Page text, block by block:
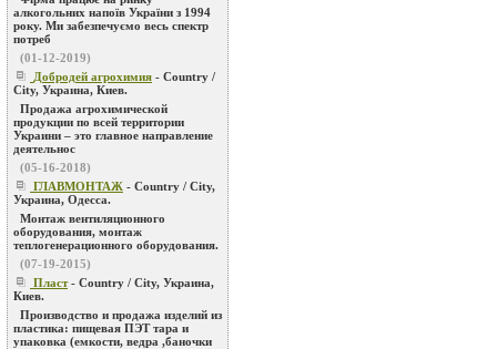
алкогольних напоїв України з 1994
року. Ми забезпечуємо весь спектр
потреб
(01-12-2019)
Добродей агрохимия - Country /
City, Украина, Киев.
Продажа агрохимической
продукции по всей территории
Украини – это главное направление
деятельнос
(05-16-2018)
ГЛАВМОНТАЖ - Country / City,
Украина, Одесса.
Монтаж вентиляционного
оборудования, монтаж
теплогенерационного оборудования.
(07-19-2015)
Пласт- Country / City, Украина,
Киев.
Производство и продажа изделий из
пластика: пищевая ПЭТ тара и
упаковка (емкости, ведра ,баночки